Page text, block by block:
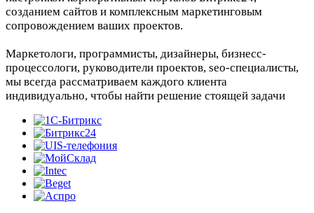
созданием сайтов и комплексным маркетинговым
сопровождением ваших проектов.
Маркетологи, программисты, дизайнеры, бизнесс-
процессологи, руководители проектов, seo-специалисты,
мы всегда рассматриваем каждого клиента
индивидуально, чтобы найти решение стоящей задачи